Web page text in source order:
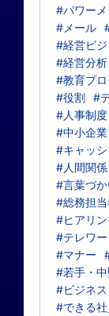
#パワー
#メール
#経営ビ
#経営分析
#教育プ
#役割 #
#人事制度
#中小企業
#キャッ
#人間関係
#言葉づ
#総務担
#ヒアリ
#テレワー
#マナー
#若手・
#ビジネ
#できる社